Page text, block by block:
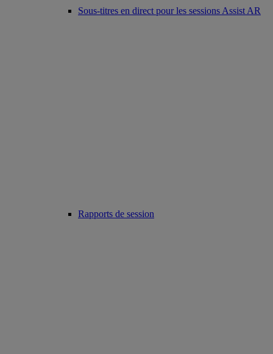
Sous-titres en direct pour les sessions Assist AR
Rapports de session